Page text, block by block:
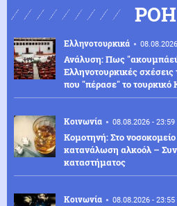
ΡΟΗ
Ελληνοτουρκικά
Ανάλυση: Πως "ακουμπάει"
Ελληνοτουρκικές σχέσεις
που "πέρασε" το τουρκικό
Κοινωνία 08.08.2026 - 23:59
Κομοτηνή: Στο
κατανάλωση αλκοόλ –
καταστήματος
Κοινωνία 08.08.2026 - 23:55